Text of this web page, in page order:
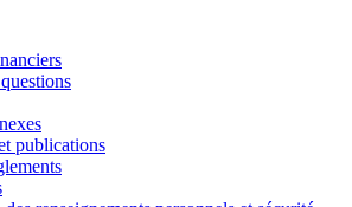
publications